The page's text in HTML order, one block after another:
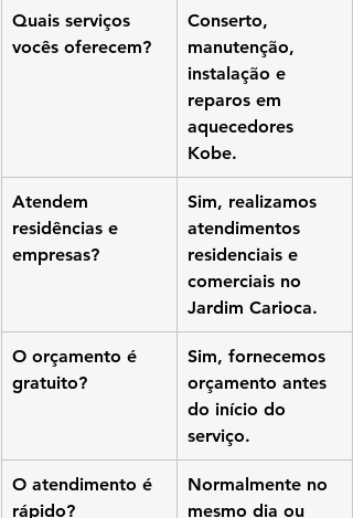
Quais serviços
vocês oferecem?
Conserto,
manutenção,
instalação e
reparos em
aquecedores
Kobe.
Atendem
residências e
empresas?
Sim, realizamos
atendimentos
residenciais e
comerciais no
Jardim Carioca.
O orçamento é
gratuito?
Sim, fornecemos
orçamento antes
do início do
serviço.
O atendimento é
rápido?
Normalmente no
mesmo dia ou